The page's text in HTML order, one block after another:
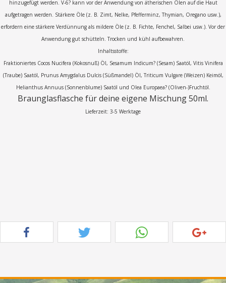
hinzugefügt werden. V-6? kann vor der Anwendung von ätherischen Ölen auf die Haut
aufgetragen werden. Stärkere Öle (z. B. Zimt, Nelke, Pfefferminz, Thymian, Oregano usw.),
erfordern eine stärkere Verdünnung als mildere Öle (z. B. Fichte, Fenchel, Salbei usw.). Vor der
Anwendung gut schütteln. Trocken und kühl aufbewahren.
Inhaltsstoffe:
Fraktioniertes Cocos Nucifera (Kokosnuß) Öl, Sesamum Indicum? (Sesam) Saatöl, Vitis Vinifera
(Traube) Saatöl, Prunus Amygdalus Dulcis (Süßmandel) Öl, Triticum Vulgare (Weizen) Keimöl,
Helianthus Annuus (Sonnenblume) Saatöl und Olea Europaea? (Oliven-)Fruchtöl.
Braunglasflasche für deine eigene Mischung 50ml.
Lieferzeit: 3-5 Werktage